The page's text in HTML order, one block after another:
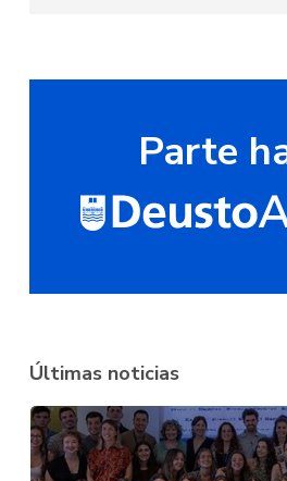
Parte
Últimas noticias